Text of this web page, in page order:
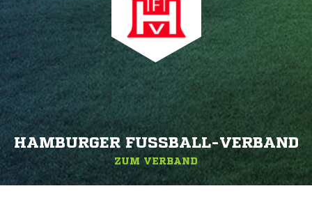
HAMBURGER FUSSBALL-VERBAND
ZUM VERBAND